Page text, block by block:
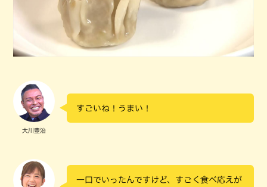
大川豊治
すごいね！うまい！
一口でいったんですけど、すごく食べ応えが